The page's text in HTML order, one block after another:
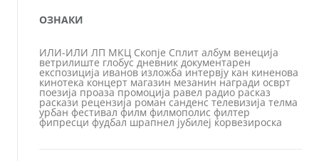
ОЗНАКИ
ИЛИ-ИЛИ ЛП МКЦ Скопје Сплит албум венеција
ветрилиште глобус дневник документарен
експозиција иванов изложба интервју кан киненова
кинотека концерт магазин мезанин награди осврт
поезија проаза промоција равел радио расказ
раскази рецензија роман санденс телевизија телма
урбан фестивал филм филмополис филтер
фипресци фудбал шрапнел јубилеј ќорвезироска